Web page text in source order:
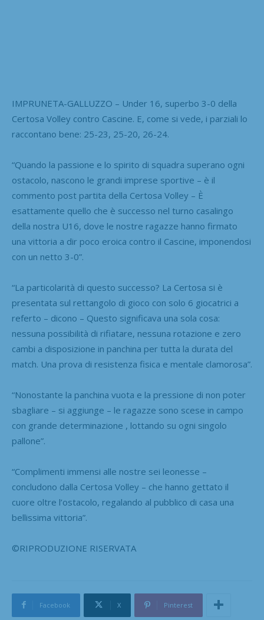
IMPRUNETA-GALLUZZO – Under 16, superbo 3-0 della
Certosa Volley contro Cascine. E, come si vede, i parziali lo
raccontano bene: 25-23, 25-20, 26-24.
“Quando la passione e lo spirito di squadra superano ogni
ostacolo, nascono le grandi imprese sportive – è il
commento post partita della Certosa Volley – È
esattamente quello che è successo nel turno casalingo
della nostra U16, dove le nostre ragazze hanno firmato
una vittoria a dir poco eroica contro il Cascine, imponendosi
con un netto 3-0”.
“La particolarità di questo successo? La Certosa si è
presentata sul rettangolo di gioco con solo 6 giocatrici a
referto – dicono – Questo significava una sola cosa:
nessuna possibilità di rifiatare, nessuna rotazione e zero
cambi a disposizione in panchina per tutta la durata del
match. Una prova di resistenza fisica e mentale clamorosa”.
“Nonostante la panchina vuota e la pressione di non poter
sbagliare – si aggiunge – le ragazze sono scese in campo
con grande determinazione , lottando su ogni singolo
pallone”.
“Complimenti immensi alle nostre sei leonesse –
concludono dalla Certosa Volley – che hanno gettato il
cuore oltre l’ostacolo, regalando al pubblico di casa una
bellissima vittoria”.
©RIPRODUZIONE RISERVATA
Facebook X Pinterest